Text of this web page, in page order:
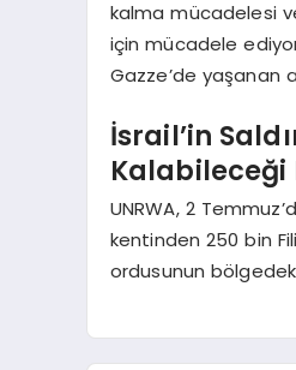
kalma mücadelesi
için mücadele
Gazze’de yaşanan
İsrail’in
UNRWA, 2
kentinden 250 bin
ordusunun